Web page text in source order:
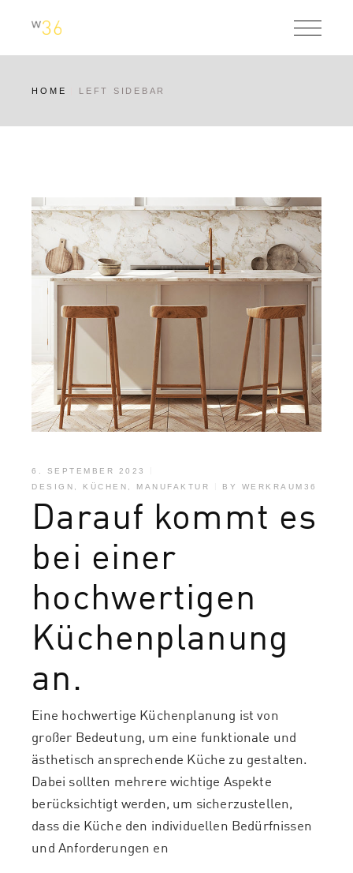
HOME LEFT SIDEBAR
6. SEPTEMBER 2023
DESIGN , KÜCHEN , MANUFAKTUR BY WERKRAUM36
Darauf kommt es
bei einer
hochwertigen
Küchenplanung
an.
Eine hochwertige Küchenplanung ist von
großer Bedeutung, um eine funktionale und
ästhetisch ansprechende Küche zu gestalten.
Dabei sollten mehrere wichtige Aspekte
berücksichtigt werden, um sicherzustellen,
dass die Küche den individuellen Bedürfnissen
und Anforderungen en